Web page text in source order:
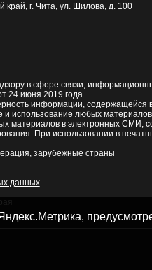
край, г. Чита, ул. Шилова, д. 100
в сфере связи,
24 июня 2019 года
информации, содержащейся
использование любых
материалов в электронных СМИ,
При использовании в
зарубежные страны
данных